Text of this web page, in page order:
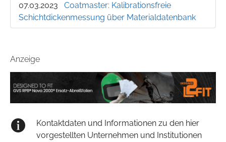
07.03.2023
Coatmaster: Kalibrationsfreie
Schichtdickenmessung über Materialdatenbank
Anzeige
Kontaktdaten und Informationen zu den hier
vorgestellten Unternehmen und Institutionen